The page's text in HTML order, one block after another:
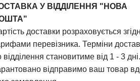
У ВIДДIЛЕННЯ "НОВА
доставки розраховується
перевізника. Терміни
відділення становитиме від 1 - 3 дні.
відправимо ваш товар